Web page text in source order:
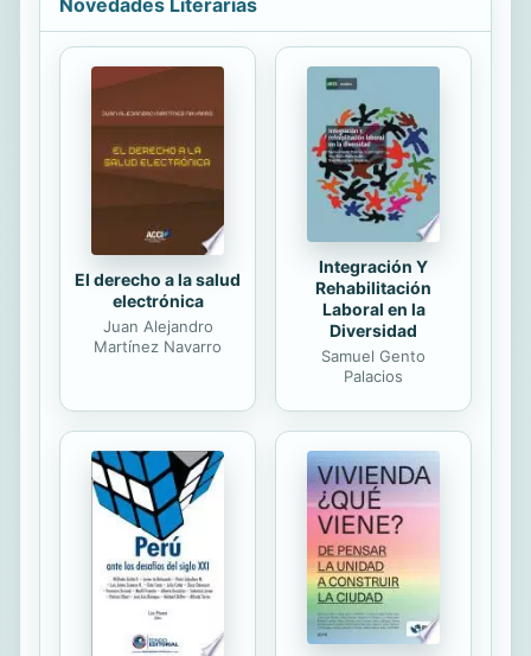
grandes campos vinculados a las
educación en comunicación, las
narrativas digitales y la comunicación
corporativa. El libro plantea una
mirada epistemológica y de análisis
de casos aterrizados en Ecuador y
Latinoamérica. En los...
Novedades Literarias
El derecho a la salud
electrónica
Juan Alejandro
Martínez Navarro
Integración Y
Rehabilitación
Laboral en la
Diversidad
Samuel Gento
Palacios